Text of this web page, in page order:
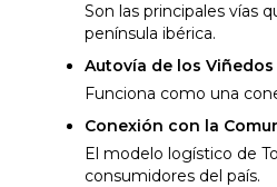
Son las principales vías
península ibérica.
Autovía de los Viñedos
Funciona como una
Conexión con la
El modelo logístico de
consumidores del país.